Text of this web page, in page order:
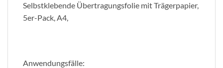
Selbstklebende Übertragungsfolie mit Trägerpapier,
5er-Pack, A4,
Anwendungsfälle: